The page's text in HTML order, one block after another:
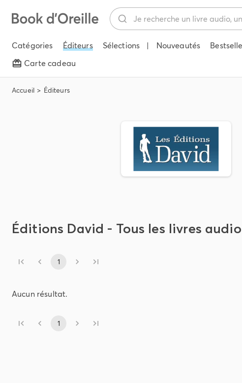
Catégories Éditeurs Sélections | Nouveautés
Carte cadeau
Accueil Éditeurs
Éditions David - Tous les livres
1
Aucun résultat.
1